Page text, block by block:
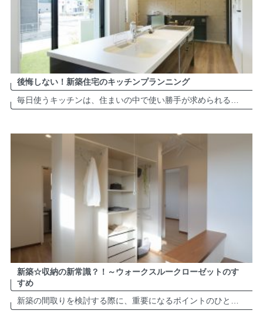
後悔しない！新築住宅のキッチンプランニング
新築☆収納の新常識？！～ウォークスルークローゼットのす
すめ
新築の間取りを検討する際に、重要になるポイントのひとつである、収納スペース。 「ウオークインクローゼット」は新築において定着化しつつありますが、最近トレンドになりつつある「ウォークスルークローゼット」という収納スペース。 […]